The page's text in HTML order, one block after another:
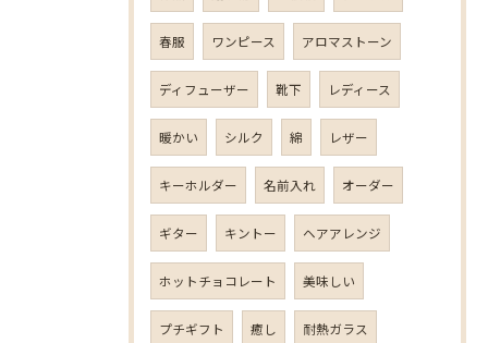
春服 ワンピース アロマストーン
ディフューザー 靴下 レディース
暖かい シルク 綿 レザー
キーホルダー 名前入れ オーダー
ギター キントー ヘアアレンジ
ホットチョコレート 美味しい
プチギフト 癒し 耐熱ガラス